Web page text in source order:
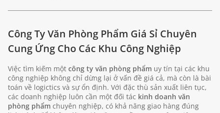
Công Ty Văn Phòng Phẩm Giá Sỉ Chuyên
Cung Ứng Cho Các Khu Công Nghiệp
Việc tìm kiếm một công ty văn phòng phẩm uy tín tại các khu
công nghiệp không chỉ dừng lại ở vấn đề giá cả, mà còn là bài
toán về logictics và sự ổn định. Với đặc thù sản xuất liên tục,
các doanh nghiệp luôn cần một đối tác kinh doanh văn
phòng phẩm chuyên nghiệp, có khả năng giao hàng đúng